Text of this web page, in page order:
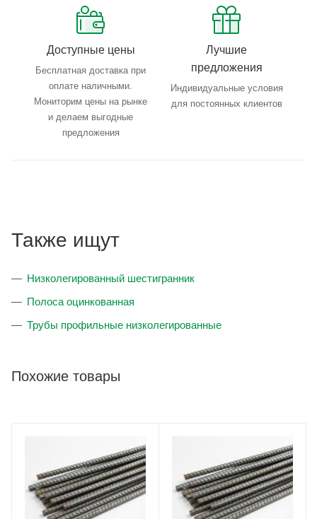
Доступные цены
Бесплатная доставка при
оплате наличными.
Мониторим цены на рынке
и делаем выгодные
предложения
Лучшие
предложения
Индивидуальные условия
для постоянных клиентов
Также ищут
Низколегированный шестигранник
Полоса оцинкованная
Трубы профильные низколегированные
Похожие товары